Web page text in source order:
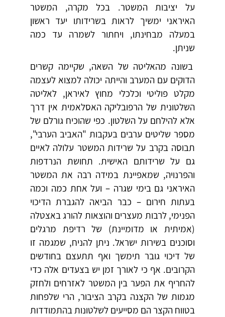
על יציבות המשטר. בכל מקרה, המשטר
האיראני ימשיך לראות בשרידותו יעד ראשון
במעלה מבחינתו, ויחתור לשמרה עד כמה
שניתן.
בשונה מהאליטה של השאה, שקיימה קשרים
הדוקים עם המערב והייתה יכולה למצוא לעצמה
מקלט פוליטי וכלכלי מחוץ לאיראן, לאליטה
השלטונית של הרפובליקה האסלאמית אין דרך
אלא להילחם על השלטון. כפי שהוכיח גורלם של
מספר שליטים ערבים בעקבות "האביב הערבי",
תבוסה בקרב על שרידות המשטר עלולה לאיים
גם על שרידותם האישית. תחושת הנרדפות
והפרנויה, שמאפיינת במידה רבה את המשטר
האיראני גם בימי שגרה – ועל אחת כמה וכמה
בעתות חירום – כבר הביאה להגברת הדיכוי
הפנימי, לרבות מעצרים והוצאות להורג באצטלה
(אמיתית או מדומיינת) של רדיפת מרגלים
וסוכנים בשירות ישראל. ניתן להניח, שמגמה זו
של דיכוי גובר תימשך ואף תתעצם בחודשים
הקרובים. אף כי לאורך זמן יש בצעדים אלה כדי
להחריף את הפער בין המשטר לאזרחים ולחזק
מגמות של הקצנה בקרב הציבור, הרי שלפחות
בטווח הקצר הם מסייעים לשלטונות בהתמודדות